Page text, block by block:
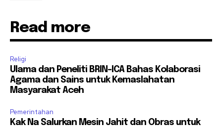
Read more
Religi
Ulama dan Peneliti BRIN-ICA Bahas Kolaborasi
Agama dan Sains untuk Kemaslahatan
Masyarakat Aceh
Pemerintahan
Kak Na Salurkan Mesin Jahit dan Obras untuk